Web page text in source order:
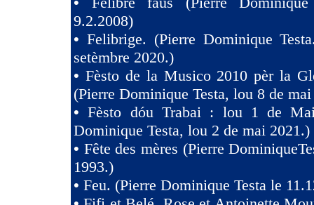
9.2.2008)
• Felibrige. (Pierre Dominique
setèmbre 2020.)
• Fèsto de la Musico 2010 pèr la
(Pierre Dominique Testa, lou 8 de
•Fèsto dóu Trabai : lou 1 de
Dominique Testa, lou 2 de mai 2021.)
• Fête des mères (Pierre
1993.)
• Feu. (Pierre Dominique Testa le